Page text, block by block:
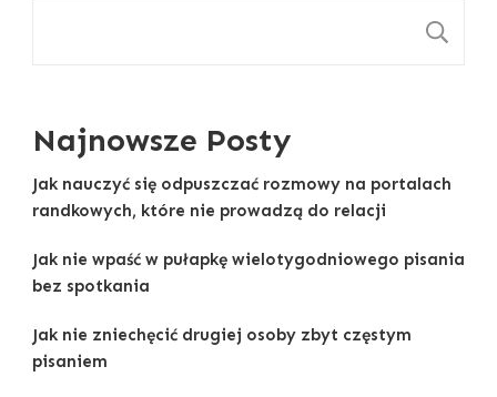
Najnowsze Posty
Jak nauczyć się odpuszczać rozmowy na portalach
randkowych, które nie prowadzą do relacji
Jak nie wpaść w pułapkę wielotygodniowego pisania
bez spotkania
Jak nie zniechęcić drugiej osoby zbyt częstym
pisaniem